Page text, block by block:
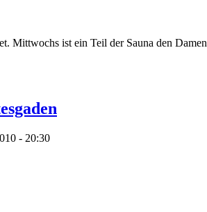
Mittwochs ist ein Teil der Sauna den
- 20:30